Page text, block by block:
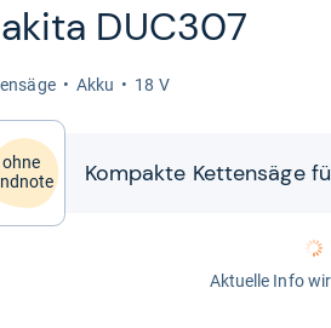
DUC307
Akku 18 V
ohne
Kom­pakte Ket­ten­säge
Aktuelle Info